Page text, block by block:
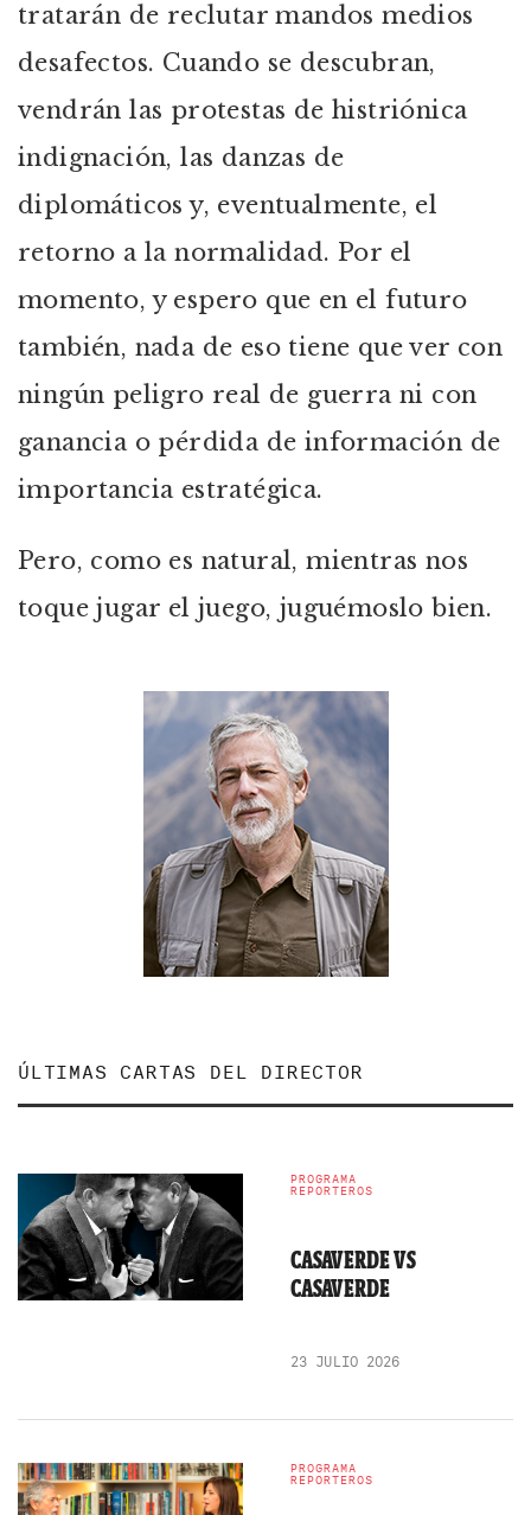
tratarán de reclutar mandos medios
desafectos. Cuando se descubran,
vendrán las protestas de histriónica
indignación, las danzas de
diplomáticos y, eventualmente, el
retorno a la normalidad. Por el
momento, y espero que en el futuro
también, nada de eso tiene que ver con
ningún peligro real de guerra ni con
ganancia o pérdida de información de
importancia estratégica.
Pero, como es natural, mientras nos
toque jugar el juego, juguémoslo bien.
ÚLTIMAS CARTAS DEL DIRECTOR
PROGRAMA
REPORTEROS
CASAVERDE VS
CASAVERDE
23 JULIO 2026
PROGRAMA
REPORTEROS